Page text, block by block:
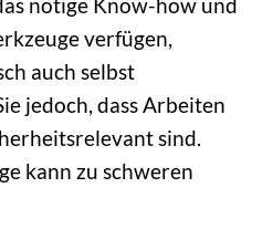
verfügen,
auch selbst
jedoch, dass Arbeiten
sind.
kann zu schweren